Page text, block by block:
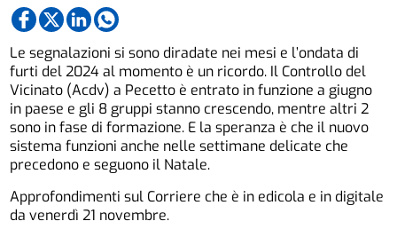
Le segnalazioni si sono diradate nei mesi e l’ondata di
furti del 2024 al momento è un ricordo. Il Controllo del
Vicinato (Acdv) a Pecetto è entrato in funzione a giugno
in paese e gli 8 gruppi stanno crescendo, mentre altri 2
sono in fase di formazione. E la speranza è che il nuovo
sistema funzioni anche nelle settimane delicate che
precedono e seguono il Natale.
Approfondimenti sul Corriere che è in edicola e in digitale
da venerdì 21 novembre.